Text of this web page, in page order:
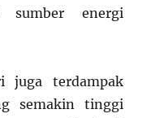
energi
juga terdampak
semakin tinggi